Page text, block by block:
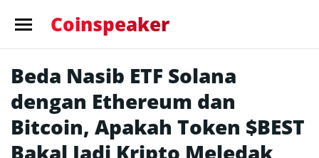
Coinspeaker
Beda Nasib ETF Solana
dengan Ethereum dan
Bitcoin, Apakah Token $BEST
Bakal Jadi Kripto Meledak